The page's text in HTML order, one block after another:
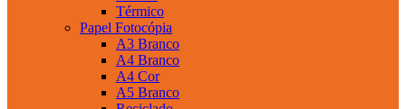
Térmico
Papel Fotocópia
A3 Branco
A4 Branco
A4 Cor
A5 Branco